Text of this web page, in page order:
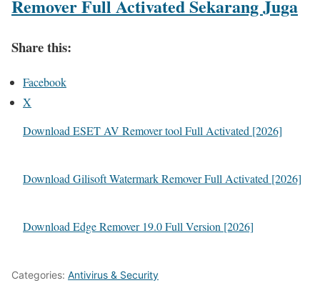
Remover Full Activated Sekarang Juga
Share this:
Facebook
X
Download ESET AV Remover tool Full Activated [2026]
Download Gilisoft Watermark Remover Full Activated [2026]
Download Edge Remover 19.0 Full Version [2026]
Categories: Antivirus & Security